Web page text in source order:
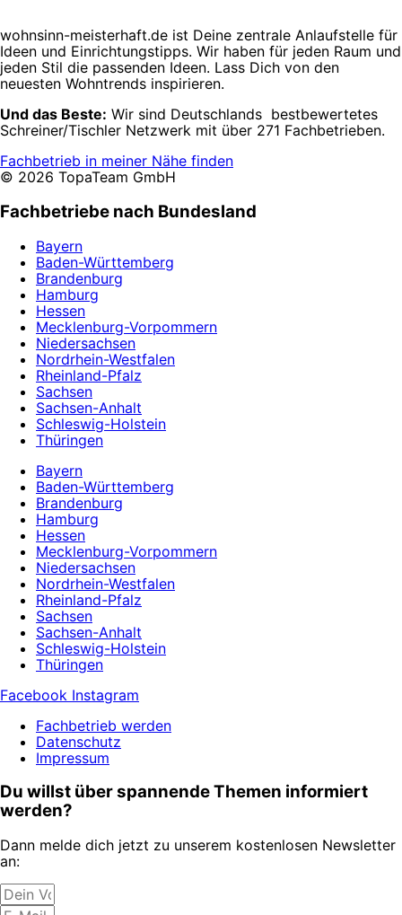
wohnsinn-meisterhaft.de ist Deine zentrale Anlaufstelle für
Ideen und Einrichtungstipps. Wir haben für jeden Raum und
jeden Stil die passenden Ideen. Lass Dich von den
neuesten Wohntrends inspirieren.
Und das Beste: Wir sind Deutschlands bestbewertetes
Schreiner/Tischler Netzwerk mit über 271 Fachbetrieben.
Fachbetrieb in meiner Nähe finden
© 2026 TopaTeam GmbH
Fachbetriebe nach Bundesland
Bayern
Baden-Württemberg
Brandenburg
Hamburg
Hessen
Mecklenburg-Vorpommern
Niedersachsen
Nordrhein-Westfalen
Rheinland-Pfalz
Sachsen
Sachsen-Anhalt
Schleswig-Holstein
Thüringen
Bayern
Baden-Württemberg
Brandenburg
Hamburg
Hessen
Mecklenburg-Vorpommern
Niedersachsen
Nordrhein-Westfalen
Rheinland-Pfalz
Sachsen
Sachsen-Anhalt
Schleswig-Holstein
Thüringen
Facebook Instagram
Fachbetrieb werden
Datenschutz
Impressum
Du willst über spannende Themen informiert
werden?
Dann melde dich jetzt zu unserem kostenlosen Newsletter
an: